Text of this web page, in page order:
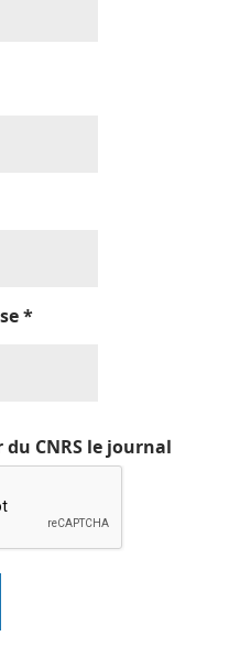
*
CNRS le journal